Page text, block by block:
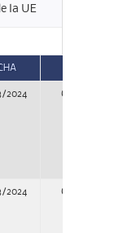
la UE
2024 Concurso
2024 Concurso